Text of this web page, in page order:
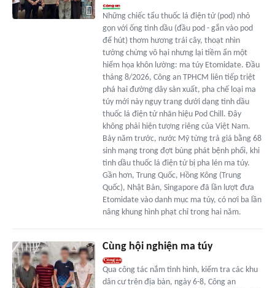
Những chiếc tẩu thuốc lá điện tử (pod) nhỏ
gọn với ống tinh dầu (đầu pod - gắn vào pod
để hút) thơm hương trái cây, thoạt nhìn
tưởng chừng vô hại nhưng lại tiềm ẩn một
hiểm họa khôn lường: ma túy Etomidate. Đầu
tháng 8/2026, Công an TPHCM liên tiếp triệt
phá hai đường dây sản xuất, pha chế loại ma
túy mới này ngụy trang dưới dạng tinh dầu
thuốc lá điện tử nhãn hiệu Pod Chill. Đây
không phải hiện tượng riêng của Việt Nam.
Bảy năm trước, nước Mỹ từng trả giá bằng 68
sinh mạng trong đợt bùng phát bệnh phổi, khi
tinh dầu thuốc lá điện tử bị pha lén ma túy.
Gần hơn, Trung Quốc, Hồng Kông (Trung
Quốc), Nhật Bản, Singapore đã lần lượt đưa
Etomidate vào danh mục ma túy, có nơi ba lần
nâng khung hình phạt chỉ trong hai năm.
Cùng hội nghiện ma túy
Qua công tác nắm tình hình, kiểm tra các khu
dân cư trên địa bàn, ngày 6-8, Công an